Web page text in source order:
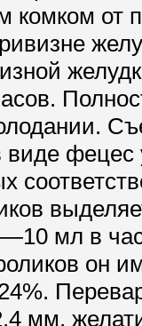
комком от
фецес
мл в
он
мм,